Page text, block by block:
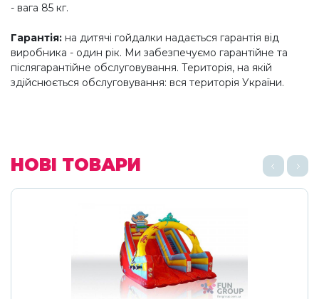
- вага 85 кг.
Гарантія: на дитячі гойдалки надається гарантія від
виробника - один рік. Ми забезпечуємо гарантійне та
післягарантійне обслуговування. Територія, на якій
здійснюється обслуговування: вся територія України.
НОВІ ТОВАРИ